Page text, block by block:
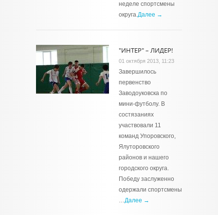
неделе спортсмены
округа.Далее →
"ИНТЕР" – ЛИДЕР!
01 октября 2013, 11:23
Завершилось
первенство
Заводоуковска по
мини-футболу. В
состязаниях
участвовали 11
команд Упоровского,
Ялуторовского
районов и нашего
городского округа.
Победу заслуженно
одержали спортсмены
…Далее →